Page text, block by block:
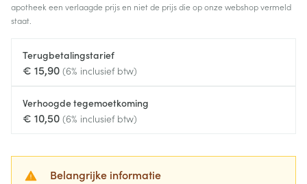
apotheek een verlaagde prijs en niet de prijs die op onze webshop vermeld
staat.
Terugbetalingstarief
€ 15,90 (6% inclusief btw)
Verhoogde tegemoetkoming
€ 10,50 (6% inclusief btw)
Belangrijke informatie